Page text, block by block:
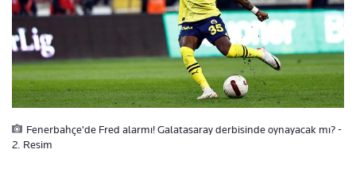
Fenerbahçe'de Fred alarmı! Galatasaray derbisinde oynayacak mı? -
2. Resim